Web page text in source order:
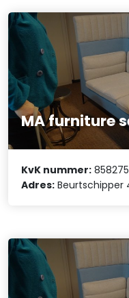
MA furniture
KvK nummer:
Adres: Beurtschipper